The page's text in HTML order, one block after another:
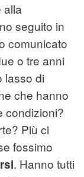
alla
seguito in
comunicato
o tre anni
lasso di
che hanno
condizioni?
Più ci
fossimo
. Hanno tutti